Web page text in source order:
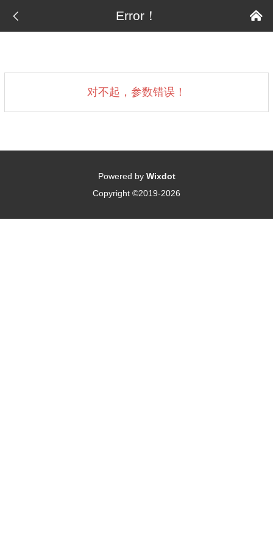
 
Error！
对不起，参数错误！
Powered by Wixdot
Copyright ©2019-2026